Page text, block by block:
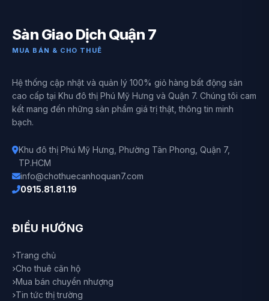
Sàn Giao Dịch Quận 7
MUA BÁN & CHO THUÊ
Hệ thống cập nhật và quản lý 100% giỏ hàng bất động sản
cao cấp tại Khu đô thị Phú Mỹ Hưng và Quận 7. Chúng tôi cam
kết mang đến những sản phẩm giá trị thật, thông tin minh
bạch.
Khu đô thị Phú Mỹ Hưng, Phường Tân Phong, Quận 7,
TP.HCM
info@chothuecanhoquan7.com
0915.81.81.19
ĐIỀU HƯỚNG
Trang chủ
Cho thuê căn hộ
Mua bán chuyển nhượng
Tin tức thị trường